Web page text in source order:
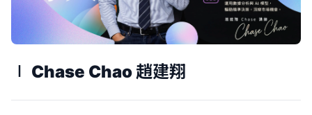
∣ Chase Chao 趙建翔